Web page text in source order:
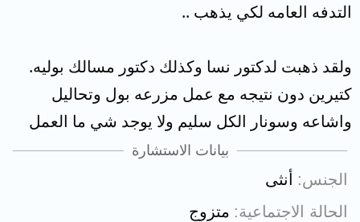
التدفه العامه لكي يذهب ..
ولقد ذهبت لدكتور نسا وكذلك دكتور مسالك بوليه.
كتيرين دون نتيجه مع عمل مزرعه بول وتحاليل
واشاعه وسونار الكل سليم ولا يوجد شي ما العمل
بيانات الاستشارة
الجنس
أنثى
الحالة الاجتماعية
متزوج